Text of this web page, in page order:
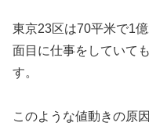
東京23区は70平米で1
面目に仕事をしていて
す。
このような値動きの原